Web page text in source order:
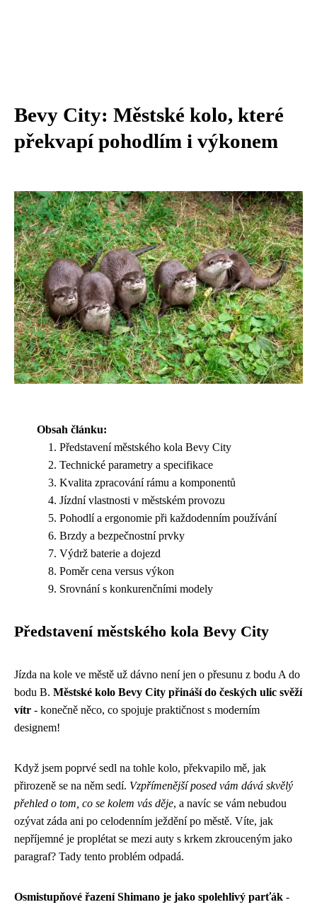
Bevy City: Městské kolo, které
překvapí pohodlím i výkonem
Obsah článku:
Představení městského kola Bevy City
Technické parametry a specifikace
Kvalita zpracování rámu a komponentů
Jízdní vlastnosti v městském provozu
Pohodlí a ergonomie při každodenním používání
Brzdy a bezpečnostní prvky
Výdrž baterie a dojezd
Poměr cena versus výkon
Srovnání s konkurenčními modely
Představení městského kola Bevy City
Jízda na kole ve městě už dávno není jen o přesunu z bodu A do
bodu B. Městské kolo Bevy City přináší do českých ulic svěží
vítr - konečně něco, co spojuje praktičnost s moderním
designem!
Když jsem poprvé sedl na tohle kolo, překvapilo mě, jak
přirozeně se na něm sedí. Vzpřímenější posed vám dává skvělý
přehled o tom, co se kolem vás děje, a navíc se vám nebudou
ozývat záda ani po celodenním ježdění po městě. Víte, jak
nepříjemné je proplétat se mezi auty s krkem zkrouceným jako
paragraf? Tady tento problém odpadá.
Osmistupňové řazení Shimano je jako spolehlivý parťák -